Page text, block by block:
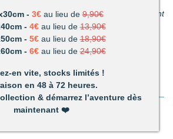
et les adultes :facile à utiliser, ils sont
les adultes. C’est un passe-temps
famille. (Nous recommandons nos kits
de plus de 6 ans.)
- 3€au lieu de9,90€
- 4€ au lieu de 13,90€
- 5€ au lieu de18,90€
- 6€ au lieu de 24,90€
en vite, stocks limités !
en 48 à 72 heures.
& démarrez l’aventure dès
maintenant❤️